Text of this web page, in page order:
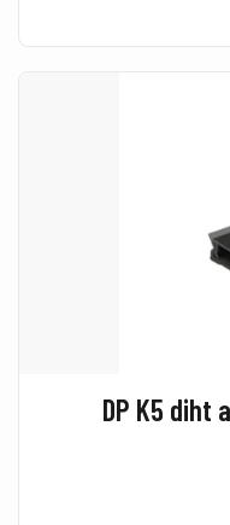
DP K5 diht